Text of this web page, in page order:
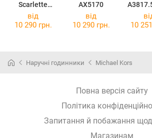
Scarlette
ES5457
AX5170
від
10 290 грн.
від
10 290 грн.
10
Наручні годинники Michael Kors
Повна версія сайту
Політика
Запитання й побажання
Магазинам